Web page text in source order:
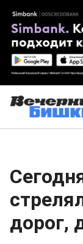
дорог,